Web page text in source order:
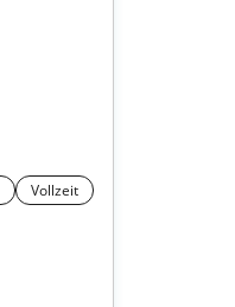
Vollzeit